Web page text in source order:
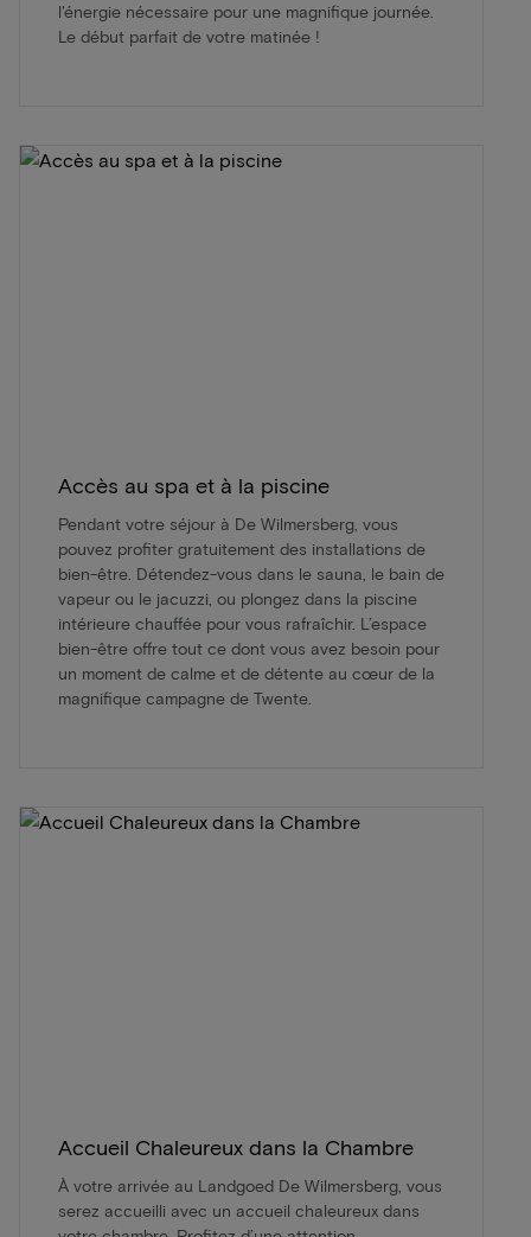
l'énergie nécessaire pour une magnifique journée.
Le début parfait de votre matinée !
Accès au spa et à la piscine
Pendant votre séjour à De Wilmersberg, vous
pouvez profiter gratuitement des installations de
bien-être. Détendez-vous dans le sauna, le bain de
vapeur ou le jacuzzi, ou plongez dans la piscine
intérieure chauffée pour vous rafraîchir. L’espace
bien-être offre tout ce dont vous avez besoin pour
un moment de calme et de détente au cœur de la
magnifique campagne de Twente.
Accueil Chaleureux dans la Chambre
À votre arrivée au Landgoed De Wilmersberg, vous
serez accueilli avec un accueil chaleureux dans